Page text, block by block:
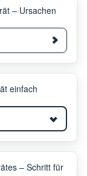
– Ursachen
einfach
– Schritt für